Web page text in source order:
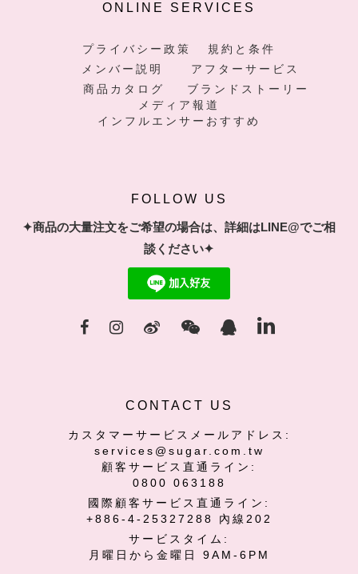
ONLINE SERVICES
プライバシー政策
規約と条件
メンバー説明
アフターサービス
商品カタログ
ブランドストーリー
メディア報道
インフルエンサーおすすめ
FOLLOW US
✦商品の大量注文をご希望の場合は、詳細はLINE@でご相
談ください✦
CONTACT US
カスタマーサービスメールアドレス:
services@sugar.com.tw
顧客サービス直通ライン:
0800 063188
國際 顧客 サービス直通ライン:
+886-4-25327288 內線202
サービスタイム:
月曜日から金曜日 9AM-6PM